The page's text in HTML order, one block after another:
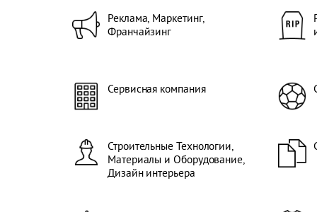
Реклама, Маркетинг,
Франчайзинг
Сервисная компания
Строительные Технологии,
Материалы и Оборудование,
Дизайн интерьера